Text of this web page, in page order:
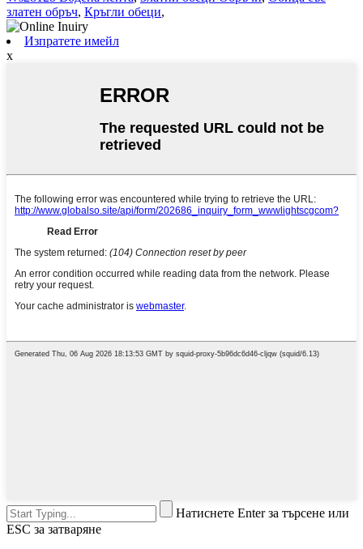
златен обръч, Кръгли обеци,
Изпратете имейл
x
Натиснете Enter за търсене или
ESC за затваряне